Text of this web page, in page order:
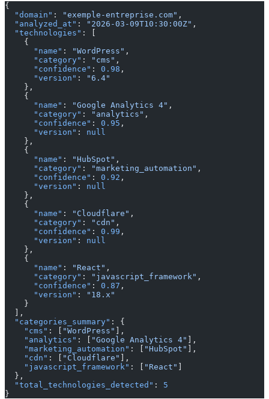
{
  "domain"
: "exemple-entreprise.com" ,
  "analyzed_at"
: "2026-03-09T10:30:00Z" ,
  "technologies"
: [
    {
      "name"
: "WordPress" ,
      "category"
: "cms" ,
      "confidence"
: 0.98 ,
      "version"
:
"6.4"
    },
    {
      "name"
: "Google Analytics 4" ,
      "category"
: "analytics" ,
      "confidence"
: 0.95 ,
      "version"
: null
    },
    {
      "name"
: "HubSpot" ,
      "category"
: "marketing_automation" ,
      "confidence"
: 0.92 ,
      "version"
: null
    },
    {
      "name"
: "Cloudflare" ,
      "category"
: "cdn" ,
      "confidence"
: 0.99 ,
      "version"
: null
    },
    {
      "name"
: "React" ,
      "category"
: "javascript_framework" ,
      "confidence"
: 0.87 ,
      "version"
:
"18.x"
    }
  ],
  "categories_summary"
: {
    "cms"
: [ "WordPress"
],
    "analytics"
: [ "Google Analytics 4"
],
    "marketing_automation"
: [ "HubSpot"
],
    "cdn"
: [ "Cloudflare"
],
    "javascript_framework"
: [ "React"
  },
  "total_technologies_detected"
: 5
}